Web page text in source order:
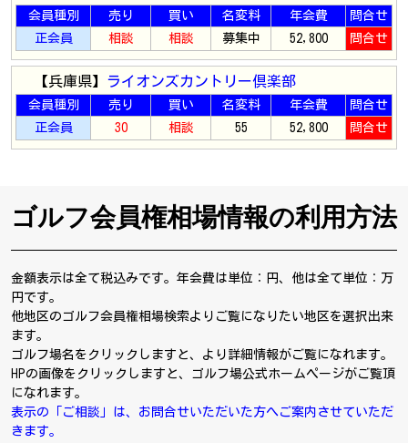
会員種別 売り 買い 名変料 年会費
問合せ
正会員
相談 相談 募集中 52,800 問合せ
【兵庫県】 ライオンズカントリー倶楽部
会員種別 売り 買い 名変料 年会費
問合せ
正会員
30 相談 55 52,800 問合せ
ゴルフ会員権相場情報の利用方法
金額表示は全て税込みです。年会費は単位：円、他は全て単位：万
円です。
他地区のゴルフ会員権相場検索よりご覧になりたい地区を選択出来
ます。
ゴルフ場名をクリックしますと、より詳細情報がご覧になれます。
HPの画像をクリックしますと、ゴルフ場公式ホームページがご覧頂
になれます。
表示の「ご相談」は、お問合せいただいた方へご案内させていただ
きます。